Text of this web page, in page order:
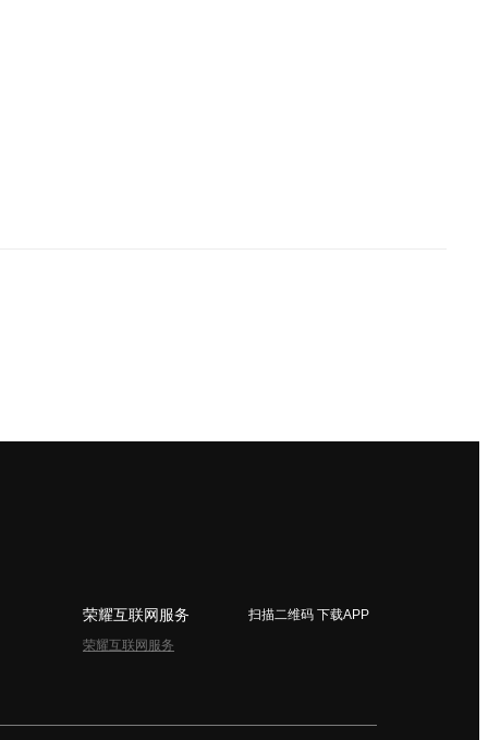
荣耀互联网服务
荣耀互联网服务
扫描二维码 下载APP